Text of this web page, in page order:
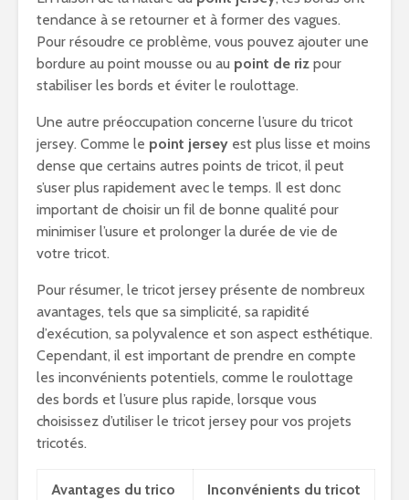
tendance à se retourner et à former des vagues.
Pour résoudre ce problème, vous pouvez ajouter une
bordure au point mousse ou au point de riz pour
stabiliser les bords et éviter le roulottage.
Une autre préoccupation concerne l’usure du tricot
jersey. Comme le point jersey est plus lisse et moins
dense que certains autres points de tricot, il peut
s’user plus rapidement avec le temps. Il est donc
important de choisir un fil de bonne qualité pour
minimiser l’usure et prolonger la durée de vie de
votre tricot.
Pour résumer, le tricot jersey présente de nombreux
avantages, tels que sa simplicité, sa rapidité
d’exécution, sa polyvalence et son aspect esthétique.
Cependant, il est important de prendre en compte
les inconvénients potentiels, comme le roulottage
des bords et l’usure plus rapide, lorsque vous
choisissez d’utiliser le tricot jersey pour vos projets
tricotés.
Avantages du trico
Inconvénients du tricot